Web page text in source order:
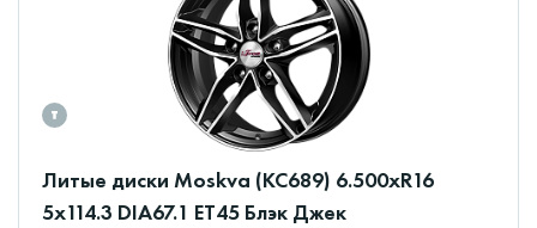
Литые диски Moskva (КС689) 6.500xR16
5x114.3 DIA67.1 ET45 Блэк Джек